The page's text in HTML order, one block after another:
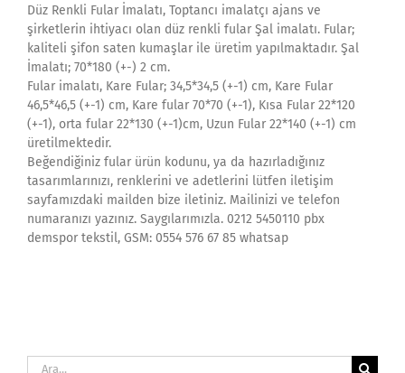
Düz Renkli Fular İmalatı, Toptancı imalatçı ajans ve
şirketlerin ihtiyacı olan düz renkli fular Şal imalatı. Fular;
kaliteli şifon saten kumaşlar ile üretim yapılmaktadır. Şal
İmalatı; 70*180 (+-) 2 cm.
Fular imalatı, Kare Fular; 34,5*34,5 (+-1) cm, Kare Fular
46,5*46,5 (+-1) cm, Kare fular 70*70 (+-1), Kısa Fular 22*120
(+-1), orta fular 22*130 (+-1)cm, Uzun Fular 22*140 (+-1) cm
üretilmektedir.
Beğendiğiniz fular ürün kodunu, ya da hazırladığınız
tasarımlarınızı, renklerini ve adetlerini lütfen iletişim
sayfamızdaki mailden bize iletiniz. Mailinizi ve telefon
numaranızı yazınız. Saygılarımızla. 0212 5450110 pbx
demspor tekstil, GSM: 0554 576 67 85 whatsap
Ara: